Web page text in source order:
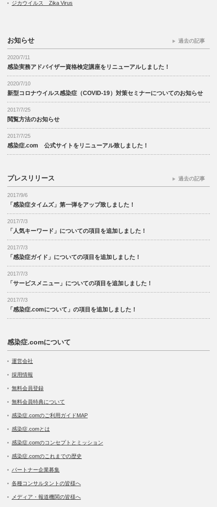
ジカウイルス Zika Virus
お知らせ
2020/7/11
感染実務アドバイザー資格検定講座をリニューアルしました！
2020/7/10
新型コロナウイルス感染症（COVID-19）対策セミナーについてのお知らせ
2017/7/25
閲覧方法のお知らせ
2017/7/25
感染症.com 公式サイトをリニューアル致しました！
過去の記事
プレスリリース
2017/9/6
「感染症タイムズ」第一弾をアップ致しました！
2017/7/3
「人気キーワード」についての項目を追加しました！
2017/7/3
「感染症ガイド」についての項目を追加しました！
2017/7/3
「サービスメニュー」についての項目を追加しました！
2017/7/3
「感染症.comについて」の項目を追加しました！
過去の記事
感染症.comについて
運営会社
採用情報
無料会員登録
無料会員特典について
感染症.comのご利用ガイドMAP
感染症.comとは
感染症.comのコンセプトとミッション
感染症.comのこれまでの歴史
パートナー企業募集
各種コンサルタントの皆様へ
メディア・報道機関の皆様へ